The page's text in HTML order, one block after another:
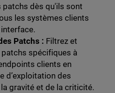
patchs dès qu'ils sont
les systèmes clients
Patchs : Filtrez et
spécifiques à
clients en
d’exploitation des
gravité et de la criticité.